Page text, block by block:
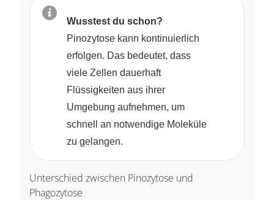
Wusstest du schon?
Pinozytose kann kontinuierlich
erfolgen. Das bedeutet, dass
viele Zellen dauerhaft
Flüssigkeiten aus ihrer
Umgebung aufnehmen, um
schnell an notwendige Moleküle
zu gelangen.
Unterschied zwischen Pinozytose und
Phagozytose